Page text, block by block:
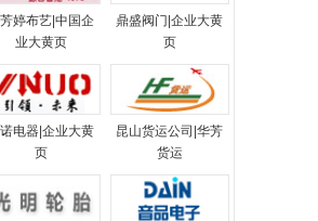
婷布艺|中国企
业大黄页
鼎盛阀门|企业大黄
页
电器|企业大黄
页
昆山货运公司|华芳
货运